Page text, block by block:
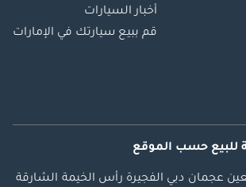
أخبار السيارات
قم ببيع سيارتك في الإمارات
للبيع حسب الموقع
عجمان دبي الفجيرة رأس الخيمة الشارقة